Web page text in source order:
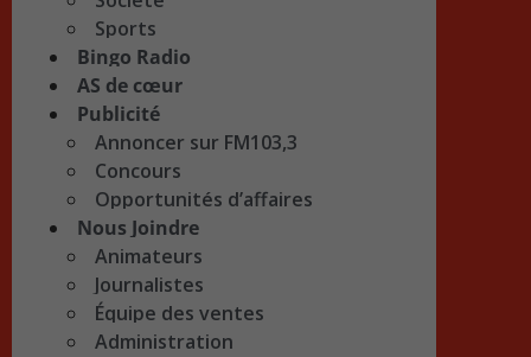
Sports
Bingo Radio
AS de cœur
Publicité
Annoncer sur FM103,3
Concours
Opportunités d’affaires
Nous Joindre
Animateurs
Journalistes
Équipe des ventes
Administration